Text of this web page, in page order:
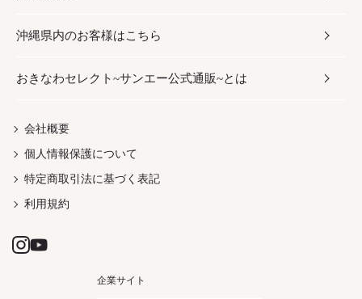
みそ
だし／スパイス／島唐辛子
スナック
おつまみ
紅芋
ワイン・ウィスキー・カクテル
ドリンク
茶葉
ボディケア
ヘアケア
UVケア
メンズ
レディース
雑貨
沖縄ファッション
伝統工芸品
沖縄県内のお客様はこちら
おきなわセレクト~サンエー公式通販~とは
会社概要
個人情報保護について
特定商取引法に基づく表記
利用規約
企業サイト